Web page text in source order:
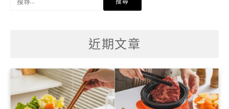
近期文章